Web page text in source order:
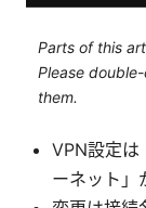
Parts of this
Please
them.
VPN設定は
ーネット」